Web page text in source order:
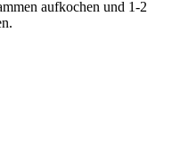
aufkochen und 1-2